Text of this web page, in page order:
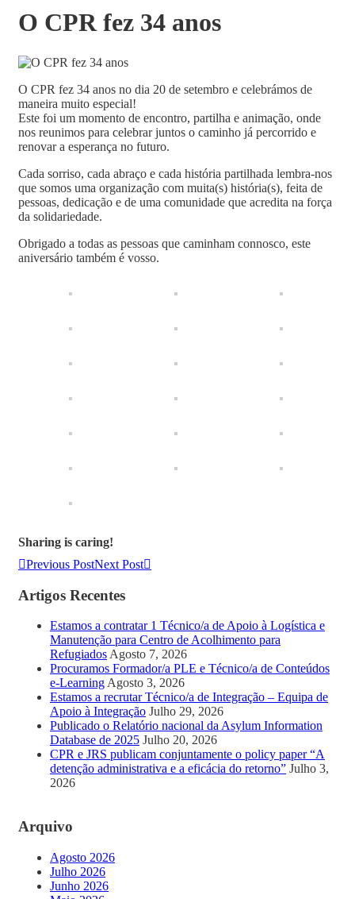
O CPR fez 34 anos
O CPR fez 34 anos no dia 20 de setembro e celebrámos de
maneira muito especial!
Este foi um momento de encontro, partilha e animação, onde
nos reunimos para celebrar juntos o caminho já percorrido e
renovar a esperança no futuro.
Cada sorriso, cada abraço e cada história partilhada lembra-nos
que somos uma organização com muita(s) história(s), feita de
pessoas, dedicação e de uma comunidade que acredita na força
da solidariedade.
Obrigado a todas as pessoas que caminham connosco, este
aniversário também é vosso.
Sharing is caring!
Previous PostNext Post
Artigos Recentes
Estamos a contratar 1 Técnico/a de Apoio à Logística e
Manutenção para Centro de Acolhimento para
RefugiadosAgosto 7, 2026
Procuramos Formador/a PLE e Técnico/a de Conteúdos
e-LearningAgosto 3, 2026
Estamos a recrutar Técnico/a de Integração – Equipa de
Apoio à Integração Julho 29, 2026
Publicado o Relatório nacional da Asylum Information
Database de 2025 Julho 20, 2026
CPR e JRS publicam conjuntamente o policy paper “A
detenção administrativa e a eficácia do retorno” Julho 3,
2026
Arquivo
Agosto 2026
Julho 2026
Junho 2026